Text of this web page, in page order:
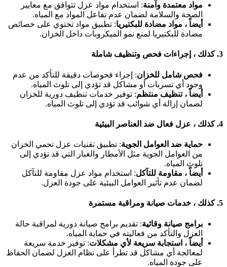
مواد معتمدة وآمنة: استخدام مواد عزل تتوافق مع معايير
الصحة والسلامة لضمان عدم تفاعل المواد مع المياه.
أيضاً ، مواد مضادة للبكتيريا: تطبيق مواد تحتوي على خصائص
مضادة للبكتيريا لمنع نمو الميكروبات داخل الخزان.
3. كذلك ، إجراءات فحص وتنظيف شاملة
فحص شامل للخزان: إجراء فحوصات دقيقة للتأكد من عدم
وجود أي تسربات أو مشاكل قد تؤدي إلى تلوث المياه.
أيضاً ، تنظيف منتظم: توفير خدمات تنظيف دورية للخزان
لضمان إزالة أي شوائب قد تؤدي إلى تلوث المياه.
4. كذلك ، عزل فعال ضد العناصر البيئية
حماية ضد العوامل الجوية: تطبيق تقنيات عزل تحمي الخزان
من العوامل الجوية مثل الأمطار والغبار التي قد تؤدي إلى
تلوث المياه.
أيضاً ، مقاومة للتآكل: استخدام مواد عزل مقاومة للتآكل
لضمان عدم تأثير العوامل البيئية على جودة العزل.
5. كذلك ، خدمات صيانة ومراقبة مستمرة
برامج صيانة وقائية: تقديم برامج صيانة دورية لمراقبة حالة
العزل والتأكد من فعاليته في حماية المياه.
أيضاً ، استجابة سريعة لأي مشكلات: توفير خدمة سريعة
لمعالجة أي مشاكل قد تطرأ على نظام العزل لضمان الحفاظ
على جودة المياه.